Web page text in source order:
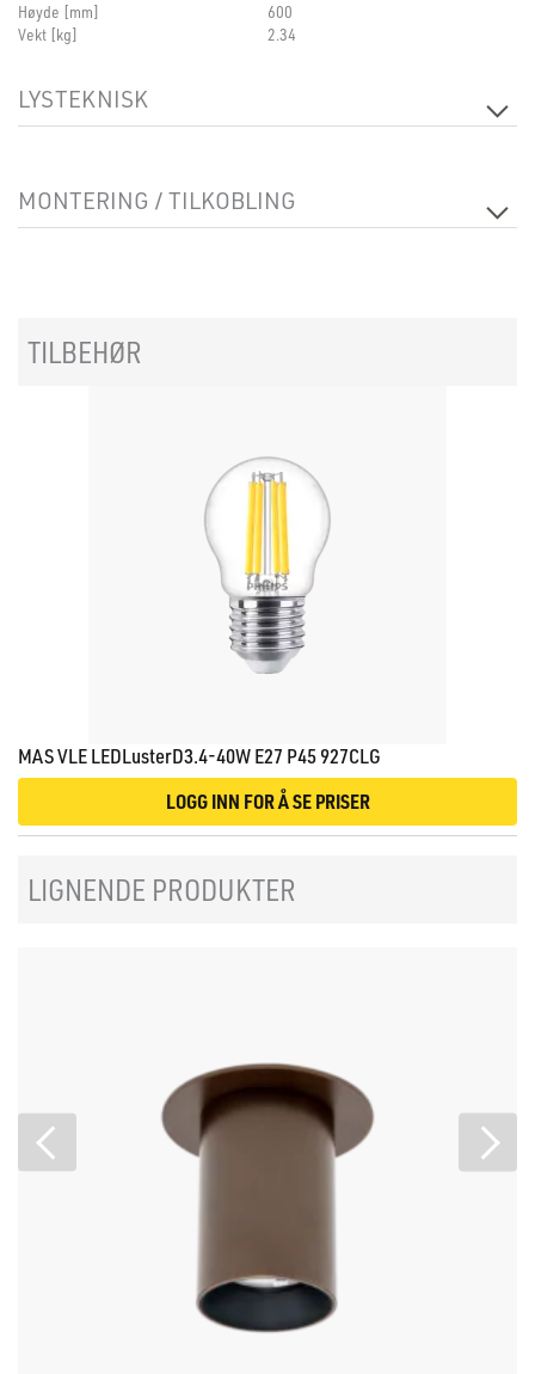
Høyde [mm]
600
Vekt [kg]
2.34
LYSTEKNISK
MONTERING / TILKOBLING
TILBEHØR
MAS VLE LEDLusterD3.4-40W E27 P45 927CLG
LOGG INN FOR Å SE PRISER
LIGNENDE PRODUKTER